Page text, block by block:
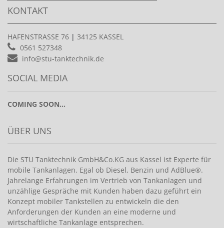
KONTAKT
HAFENSTRASSE 76 | 34125 KASSEL
0561 527348
info@stu-tanktechnik.de
SOCIAL MEDIA
COMING SOON...
ÜBER UNS
Die STU Tanktechnik GmbH&Co.KG aus Kassel ist Experte für
mobile Tankanlagen. Egal ob Diesel, Benzin und AdBlue®.
Jahrelange Erfahrungen im Vertrieb von Tankanlagen und
unzählige Gespräche mit Kunden haben dazu geführt ein
Konzept mobiler Tankstellen zu entwickeln die den
Anforderungen der Kunden an eine moderne und
wirtschaftliche Tankanlage entsprechen.